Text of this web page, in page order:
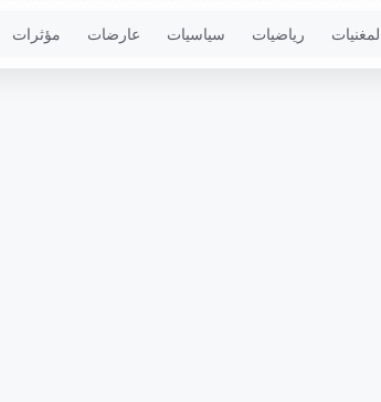
رياضيات سياسيات عارضات مؤثرات